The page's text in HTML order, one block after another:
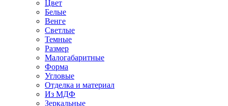
Цвет
Белые
Венге
Светлые
Темные
Размер
Малогабаритные
Форма
Угловые
Отделка и материал
Из МДФ
Зеркальные